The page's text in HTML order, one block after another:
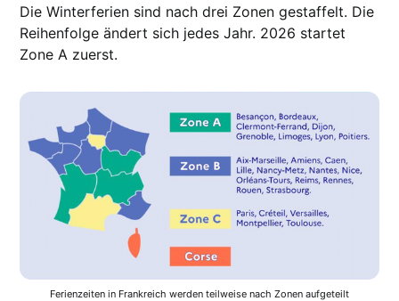
Die Winterferien sind nach drei Zonen gestaffelt. Die
Reihenfolge ändert sich jedes Jahr. 2026 startet
Zone A zuerst.
Ferienzeiten in Frankreich werden teilweise nach Zonen aufgeteilt